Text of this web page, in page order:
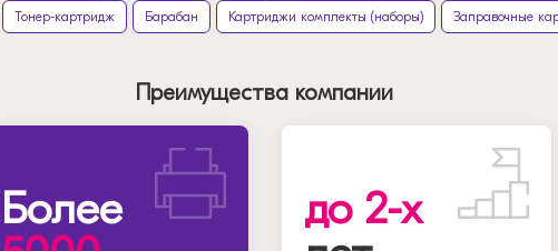
Тонер-картридж Барабан Картриджи комплекты (наборы) Заправочные
Преимущества компании
Более
до 2-х